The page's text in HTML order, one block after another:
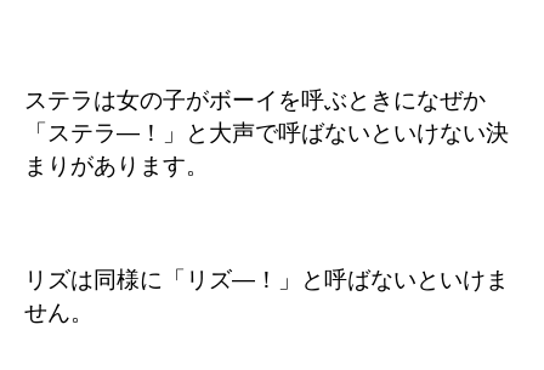
ステラは女の子がボーイを呼ぶときになぜか
「ステラ―！」と大声で呼ばないといけない決
まりがあります。
リズは同様に「リズ―！」と呼ばないといけま
せん。